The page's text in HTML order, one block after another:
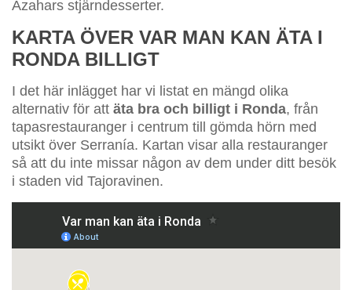
Azahars stjärndesserter.
KARTA ÖVER VAR MAN KAN ÄTA I
RONDA BILLIGT
I det här inlägget har vi listat en mängd olika
alternativ för att äta bra och billigt i Ronda, från
tapasrestauranger i centrum till gömda hörn med
utsikt över Serranía. Kartan visar alla restauranger
så att du inte missar någon av dem under ditt besök
i staden vid Tajoravinen.